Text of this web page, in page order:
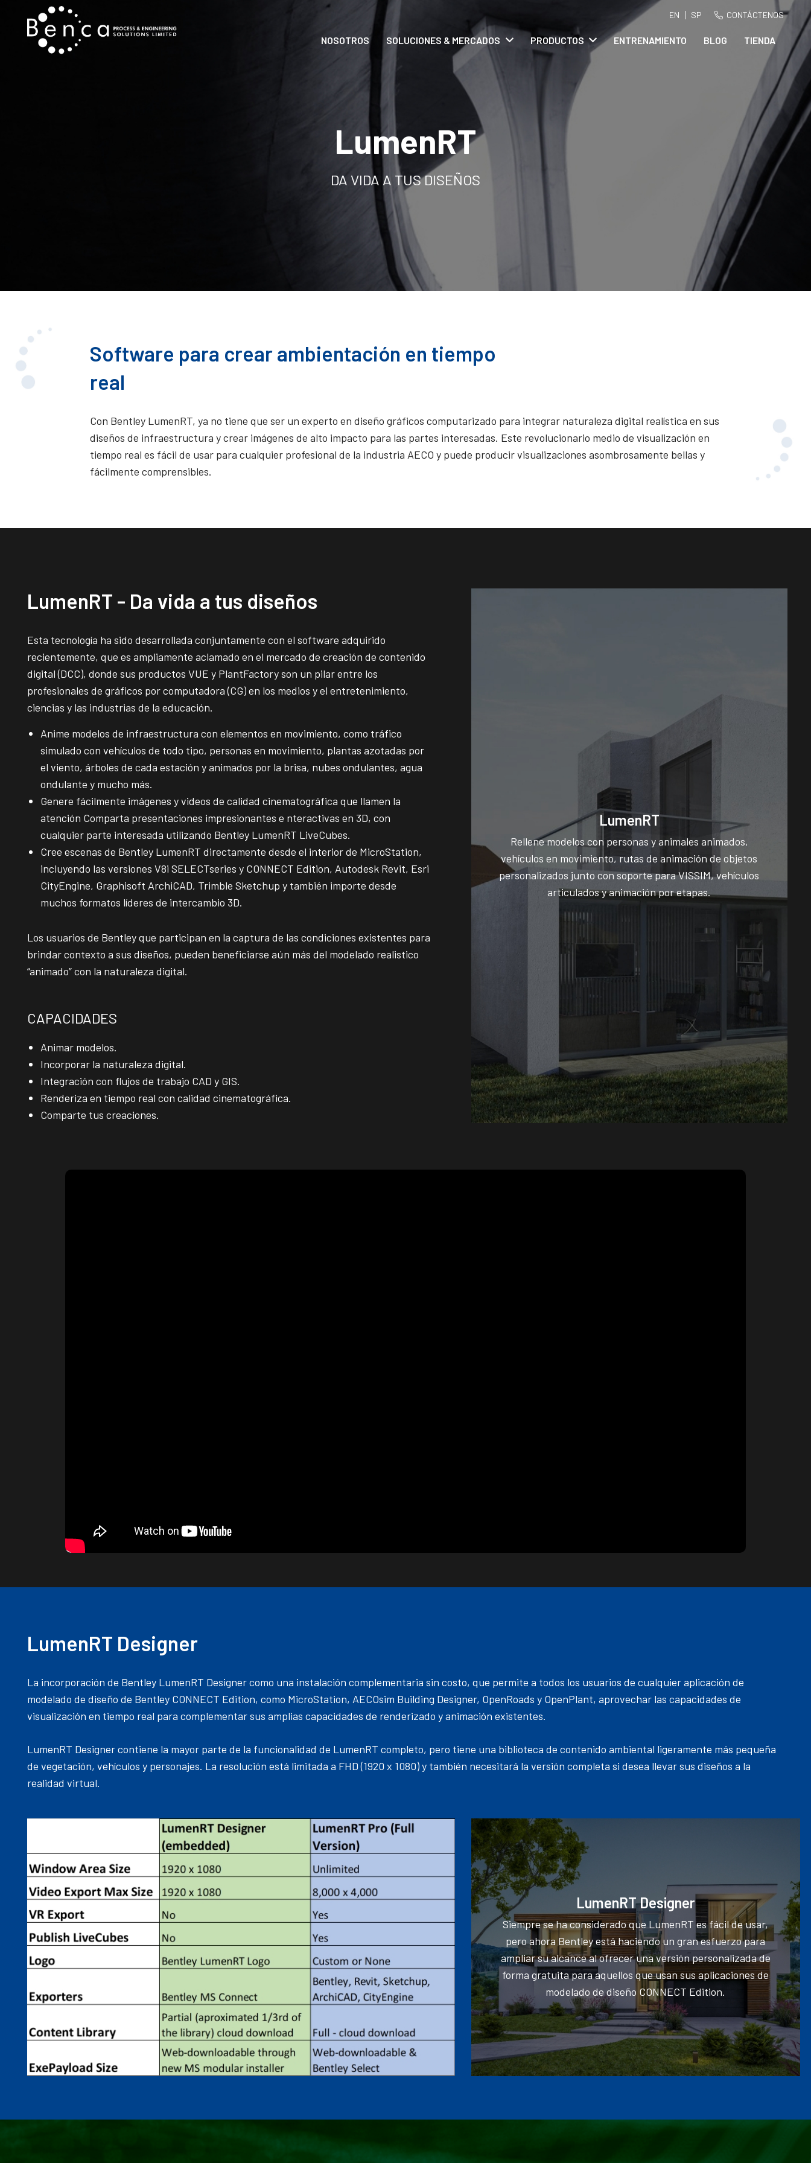
EN SP CONTÁCTENOS
NOSOTROS SOLUCIONES & MERCADOS PRODUCTOS ENTRENAMIENTO BLOG TIENDA
LumenRT
DA VIDA A TUS DISEÑOS
Software para crear ambientación en tiempo
real
Con Bentley LumenRT, ya no tiene que ser un experto en diseño gráficos computarizado para integrar naturaleza digital realística en sus
diseños de infraestructura y crear imágenes de alto impacto para las partes interesadas. Este revolucionario medio de visualización en
tiempo real es fácil de usar para cualquier profesional de la industria AECO y puede producir visualizaciones asombrosamente bellas y
fácilmente comprensibles.
LumenRT - Da vida a tus diseños
Esta tecnología ha sido desarrollada conjuntamente con el software adquirido
recientemente, que es ampliamente aclamado en el mercado de creación de contenido
digital (DCC), donde sus productos VUE y PlantFactory son un pilar entre los
profesionales de gráficos por computadora (CG) en los medios y el entretenimiento,
ciencias y las industrias de la educación.
Anime modelos de infraestructura con elementos en movimiento, como tráfico
simulado con vehículos de todo tipo, personas en movimiento, plantas azotadas por
el viento, árboles de cada estación y animados por la brisa, nubes ondulantes, agua
ondulante y mucho más.
Genere fácilmente imágenes y videos de calidad cinematográfica que llamen la
atención Comparta presentaciones impresionantes e nteractivas en 3D, con
cualquier parte interesada utilizando Bentley LumenRT LiveCubes.
Cree escenas de Bentley LumenRT directamente desde el interior de MicroStation,
incluyendo las versiones V8i SELECTseries y CONNECT Edition, Autodesk Revit, Esri
CityEngine, Graphisoft ArchiCAD, Trimble Sketchup y también importe desde
muchos formatos líderes de intercambio 3D.
Los usuarios de Bentley que participan en la captura de las condiciones existentes para
brindar contexto a sus diseños, pueden beneficiarse aún más del modelado realistico
“animado” con la naturaleza digital.
CAPACIDADES
Animar modelos.
Incorporar la naturaleza digital.
Integración con flujos de trabajo CAD y GIS.
Renderiza en tiempo real con calidad cinematográfica.
Comparte tus creaciones.
LumenRT
Rellene modelos con personas y animales animados,
vehículos en movimiento, rutas de animación de objetos
personalizados junto con soporte para VISSIM, vehículos
articulados y animación por etapas.
LumenRT Designer
La incorporación de Bentley LumenRT Designer como una instalación complementaria sin costo, que permite a todos los usuarios de cualquier aplicación de
modelado de diseño de Bentley CONNECT Edition, como MicroStation, AECOsim Building Designer, OpenRoads y OpenPlant, aprovechar las capacidades de
visualización en tiempo real para complementar sus amplias capacidades de renderizado y animación existentes.
LumenRT Designer contiene la mayor parte de la funcionalidad de LumenRT completo, pero tiene una biblioteca de contenido ambiental ligeramente más pequeña
de vegetación, vehículos y personajes. La resolución está limitada a FHD (1920 x 1080) y también necesitará la versión completa si desea llevar sus diseños a la
realidad virtual.
LumenRT Designer
Siempre se ha considerado que LumenRT es fácil de usar,
pero ahora Bentley está haciendo un gran esfuerzo para
ampliar su alcance al ofrecer una versión personalizada de
forma gratuita para aquellos que usan sus aplicaciones de
modelado de diseño CONNECT Edition.